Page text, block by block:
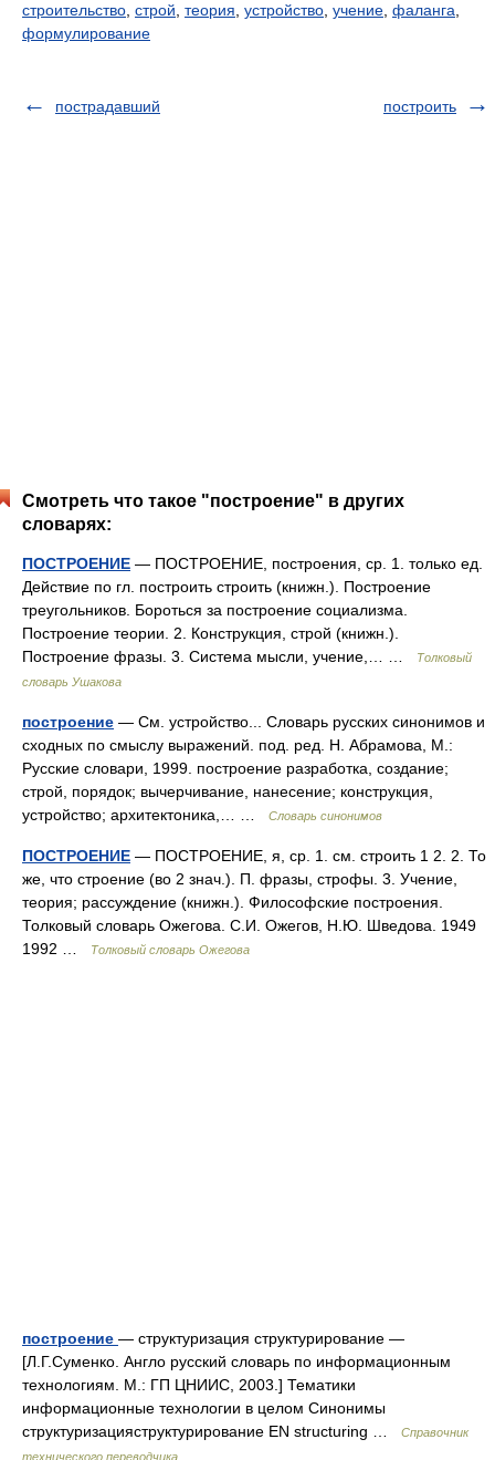
строительство строй теория устройство учение фаланга
формулирование
пострадавший построить
Смотреть что такое "построение" в других
словарях:
ПОСТРОЕНИЕ — ПОСТРОЕНИЕ, построения, ср. 1. только ед.
Действие по гл. построить строить (книжн.). Построение
треугольников. Бороться за построение социализма.
Построение теории. 2. Конструкция, строй (книжн.).
Построение фразы. 3. Система мысли, учение,… …
Толковый
словарь Ушакова
построение — См. устройство... Словарь русских синонимов и
сходных по смыслу выражений. под. ред. Н. Абрамова, М.:
Русские словари, 1999. построение разработка, создание;
строй, порядок; вычерчивание, нанесение; конструкция,
устройство; архитектоника,… …
Словарь синонимов
ПОСТРОЕНИЕ — ПОСТРОЕНИЕ, я, ср. 1. см. строить 1 2. 2. То
же, что строение (во 2 знач.). П. фразы, строфы. 3. Учение,
теория; рассуждение (книжн.). Философские построения.
Толковый словарь Ожегова. С.И. Ожегов, Н.Ю. Шведова. 1949
1992 …
Толковый словарь Ожегова
построение — структуризация структурирование —
[Л.Г.Суменко. Англо русский словарь по информационным
технологиям. М.: ГП ЦНИИС, 2003.] Тематики
информационные технологии в целом Синонимы
структуризацияструктурирование EN structuring …
Справочник
технического переводчика